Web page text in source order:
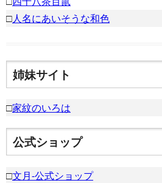
□人名にあいそうな和色
姉妹サイト
□家紋のいろは
公式ショップ
□文月-公式ショップ